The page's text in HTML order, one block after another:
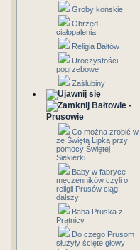
Groby końskie
Obrzęd
ciałopalenia
Religia Bałtów
Uroczystości
pogrzebowe
Zaślubiny
Bałtowie -
Prusowie
Co można zrobić w
ze Świętą Lipką przy
pomocy Świętej
Siekierki
Baby w fabryce
męczenników czyli o
religii Prusów ciąg
dalszy
Baba Pruska z
Prątnicy
Do czego Prusom
służyły ścięte głowy